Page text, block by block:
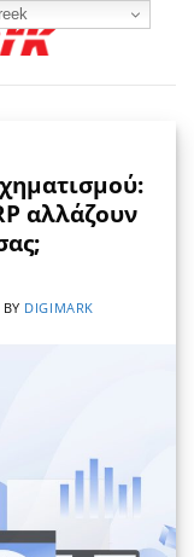
αλλάζουν
BY DIGIMARK